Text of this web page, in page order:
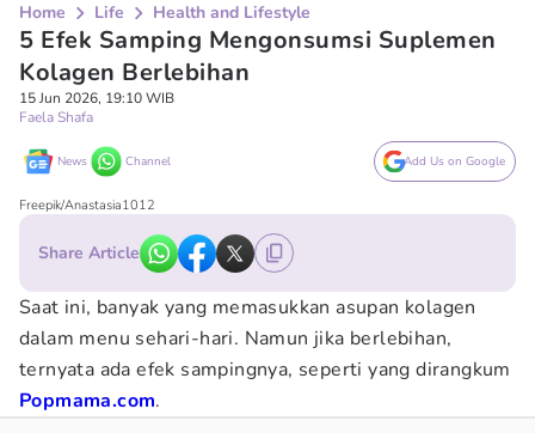
Home Life Health and Lifestyle
5 Efek Samping Mengonsumsi Suplemen
Kolagen Berlebihan
15 Jun 2026, 19:10 WIB
Faela Shafa
News Channel Add Us on Google
Freepik/Anastasia1012
Share Article
Saat ini, banyak yang memasukkan asupan kolagen
dalam menu sehari-hari. Namun jika berlebihan,
ternyata ada efek sampingnya, seperti yang dirangkum
Popmama.com.